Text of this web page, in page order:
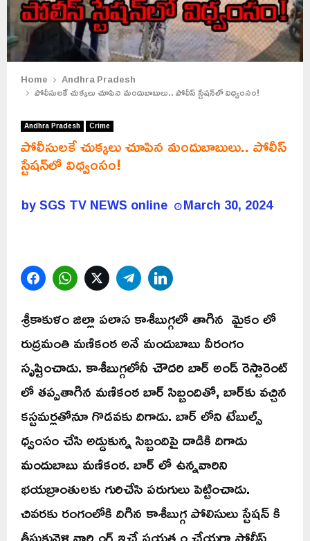
Home Andhra Pradesh
పోలీసులకే చుక్కలు చూపిన మందుబాబులు.. పోలీస్ స్టేషన్‌లో విధ్వంసం!
Andhra Pradesh Crime
పోలీసులకే చుక్కలు చూపిన మందుబాబులు.. పోలీస్
స్టేషన్‌లో విధ్వంసం!
bySGS TV NEWS online March 30, 2024
FacebookWhatsAppTwitterTelegram
శ్రీకాకుళం జిల్లా పలాస కాశీబుగ్గలో తాగిన మైకం లో
రుద్రమంతి మణికంఠ అనే మందుబాబు వీరంగం
సృష్టించాడు. కాశీబుగ్గలోనీ చౌదరి బార్ అండ్ రెస్టారెంట్
లో తప్పతాగిన మణికంఠ బార్ సిబ్బందితో, బార్‌కు వచ్చిన
కస్టమర్లతోనూ గొడవకు దిగాడు. బార్ లోని టేబుల్స్
ధ్వంసం చేసి అడ్డుకున్న సిబ్బందిపై దాడికి దిగాడు
మందుబాబు మణికంఠ. బార్ లో ఉన్నవారిని
భయబ్రాంతులకు గురిచేసి పరుగులు పెట్టించాడు.
చివరకు రంగంలోకి దిగిన కాశీబుగ్గ పోలిసులు స్టేషన్ కి